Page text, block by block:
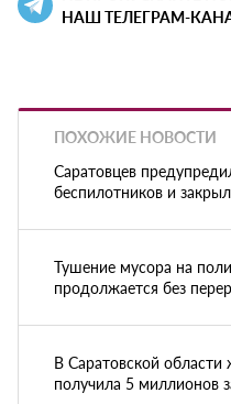
НАШ ТЕЛЕГРАМ-
ПОХОЖИЕ НОВОСТИ
Саратовцев
беспилотников и
Тушение мусора на
продолжается без
В Саратовской
получила 5 миллионов